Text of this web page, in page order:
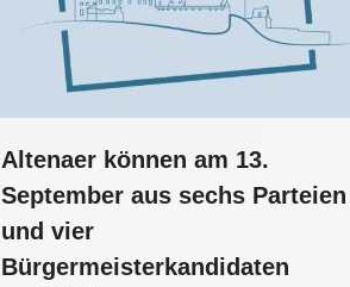
Altenaer können am 13.
September aus sechs Parteien
und vier
Bürgermeisterkandidaten